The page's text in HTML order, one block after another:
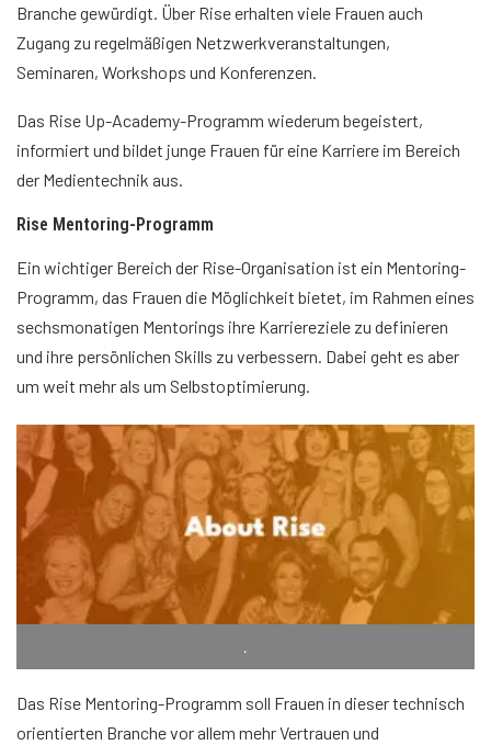
Branche gewürdigt. Über Rise erhalten viele Frauen auch
Zugang zu regelmäßigen Netzwerkveranstaltungen,
Seminaren, Workshops und Konferenzen.
Das Rise Up-Academy-Programm wiederum begeistert,
informiert und bildet junge Frauen für eine Karriere im Bereich
der Medientechnik aus.
Rise Mentoring-Programm
Ein wichtiger Bereich der Rise-Organisation ist ein Mentoring-
Programm, das Frauen die Möglichkeit bietet, im Rahmen eines
sechsmonatigen Mentorings ihre Karriereziele zu definieren
und ihre persönlichen Skills zu verbessern. Dabei geht es aber
um weit mehr als um Selbstoptimierung.
.
Das Rise Mentoring-Programm soll Frauen in dieser technisch
orientierten Branche vor allem mehr Vertrauen und